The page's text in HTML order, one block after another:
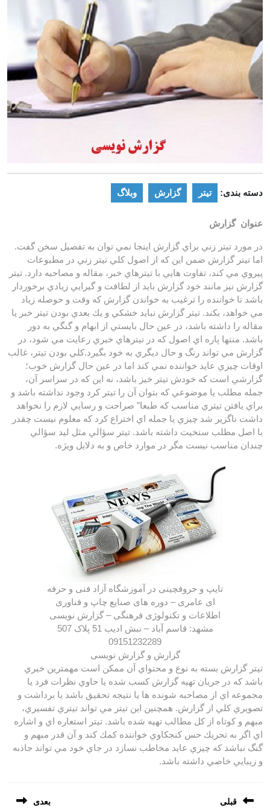
دسته بندی: تیتر گزارش وبلاگ
عنوان گزارش
در مورد تيتر زني براي گزارش اينجا نمي توان به تفصيل سخن گفت.
اما تيتر گزارش ضمن اين كه از اصول كلي تيتر زني در مطبوعات
پيروي مي كند، تفاوت هايي با تيترهاي خبر، مقاله و مصاحبه دارد. تيتر
گزارش نيز مانند خود گزارش بايد از لطافت و گيرايي زيادي برخوردار
باشد تا خواننده را ترغيب به خواندن گزارش كه وقت و حوصله زياد
مي خواهد، بكند. تيتر گزارش نبايد خشكي و يك بعدي بودن تيتر خبر يا
مقاله را داشته باشد، در عين حال بايستي از ابهام و گنگي به دور
باشد. منتها پاره اي اصول كه در تيترهاي خبري رعايت مي شود، در
گزارش مي تواند رنگ و حال ديگري به خود بگيرد.كلي بودن تيتر، غالب
اوقات چيزي عايد خواننده نمي كند اما در عين حال گزارش خوب؛
گزارشي است كه خودش تيتر خيز باشد، نه اين كه در سراسر آن،
جمله مطلب يا موضوعي كه بتوان آن را تيتر كرد وجود نداشته باشد و
براي يافتن تيتري مناسب كه طبعا” صراحت و رسايي لازم را نخواهد
داشت ناگزير شد چيزي يا جمله اي اختراع كرد كه معلوم نيست چقدر
با اصل مطلب سنخيت داشته باشد. تيتر سؤالي مثل ليد سؤالي
چندان مناسب نيست مگر در موارد خاص و به دلايل ويژه.
تایپ و حروفچینی در آموزشگاه آزاد فنی و حرفه
ای عامری – دوره های صنایع چاپ و فناوری
اطلاعات و تکنولوژی فرهنگی – گزارش نویسی
مشهد: قاسم آباد – نبش ادیب 51 پلاک 507
09151232289
گزارش و گزارش نویسی
تيتر گزارش بسته به نوع و محتواي آن ممكن است مهمترين خبري
باشد كه در جريان تهيه گزارش كسب شده يا حاوي نظرات فرد يا
مجموعه اي از مصاحبه شونده ها يا نتيجه تحقيق باشد يا برداشت و
تصويري كلي از گزارش. همچنين اين تيتر مي تواند تيتري تفسيري،
مبهم و كوتاه از كل مطالب تهيه شده باشد. تيتر استعاره اي و اشاره
اي اگر به تحريك حس كنجكاوي خواننده كمك كند و آن قدر مبهم و
گنگ نباشد كه چيزي عايد مخاطب نسازد در جاي خود مي تواند جاذبه
و زيبايي خاصي داشته باشد.
نوشته
قبلی بعدی